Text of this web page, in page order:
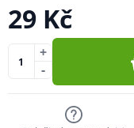
29 Kč
-
+